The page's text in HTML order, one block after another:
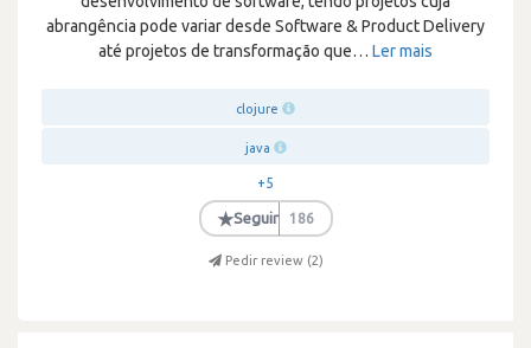
abrangência pode variar desde Software & Product Delivery
até projetos de transformação que… Ler mais
clojure
java
+5
★Seguir 186
Pedir review (2)